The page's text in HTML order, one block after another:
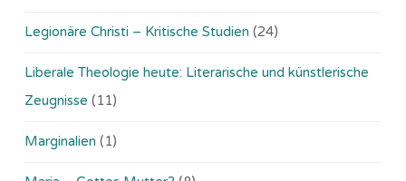
Legionäre Christi – Kritische Studien (24)
Liberale Theologie heute: Literarische und künstlerische
Zeugnisse (11)
Marginalien (1)